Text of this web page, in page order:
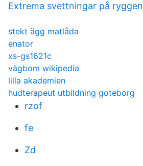
Extrema svettningar på ryggen
stekt ägg matlåda
enator
xs-gs1621c
vägbom wikipedia
lilla akademien
hudterapeut utbildning goteborg
rzof
fe
Zd